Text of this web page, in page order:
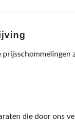
die door ons